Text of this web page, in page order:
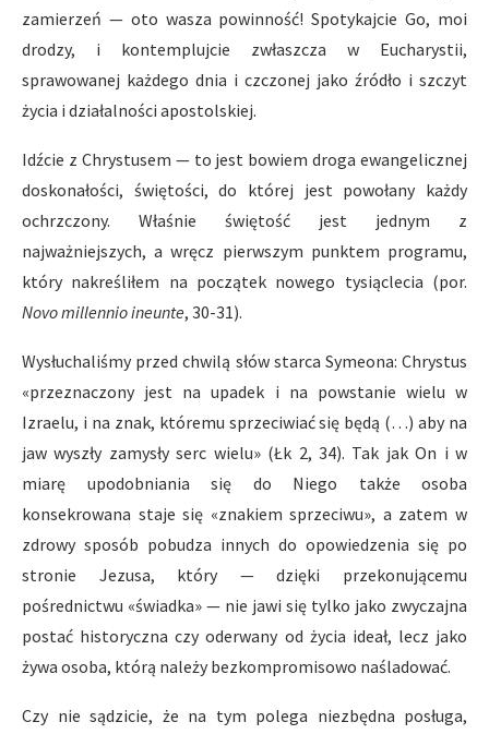
zamierzeń — oto wasza powinność! Spotykajcie Go, moi
drodzy, i kontemplujcie zwłaszcza w Eucharystii,
sprawowanej każdego dnia i czczonej jako źródło i szczyt
życia i działalności apostolskiej.
Idźcie z Chrystusem — to jest bowiem droga ewangelicznej
doskonałości, świętości, do której jest powołany każdy
ochrzczony. Właśnie świętość jest jednym z
najważniejszych, a wręcz pierwszym punktem programu,
który nakreśliłem na początek nowego tysiąclecia (por.
Novo millennio ineunte, 30-31).
Wysłuchaliśmy przed chwilą słów starca Symeona: Chrystus
«przeznaczony jest na upadek i na powstanie wielu w
Izraelu, i na znak, któremu sprzeciwiać się będą (…) aby na
jaw wyszły zamysły serc wielu» (Łk 2, 34). Tak jak On i w
miarę upodobniania się do Niego także osoba
konsekrowana staje się «znakiem sprzeciwu», a zatem w
zdrowy sposób pobudza innych do opowiedzenia się po
stronie Jezusa, który — dzięki przekonującemu
pośrednictwu «świadka» — nie jawi się tylko jako zwyczajna
postać historyczna czy oderwany od życia ideał, lecz jako
żywa osoba, którą należy bezkompromisowo naśladować.
Czy nie sądzicie, że na tym polega niezbędna posługa,